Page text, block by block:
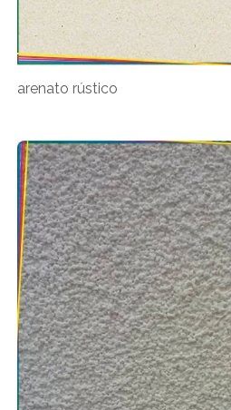
arenato rústico